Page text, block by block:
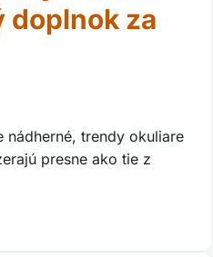
doplnok za
nádherné, trendy okuliare
presne ako tie z